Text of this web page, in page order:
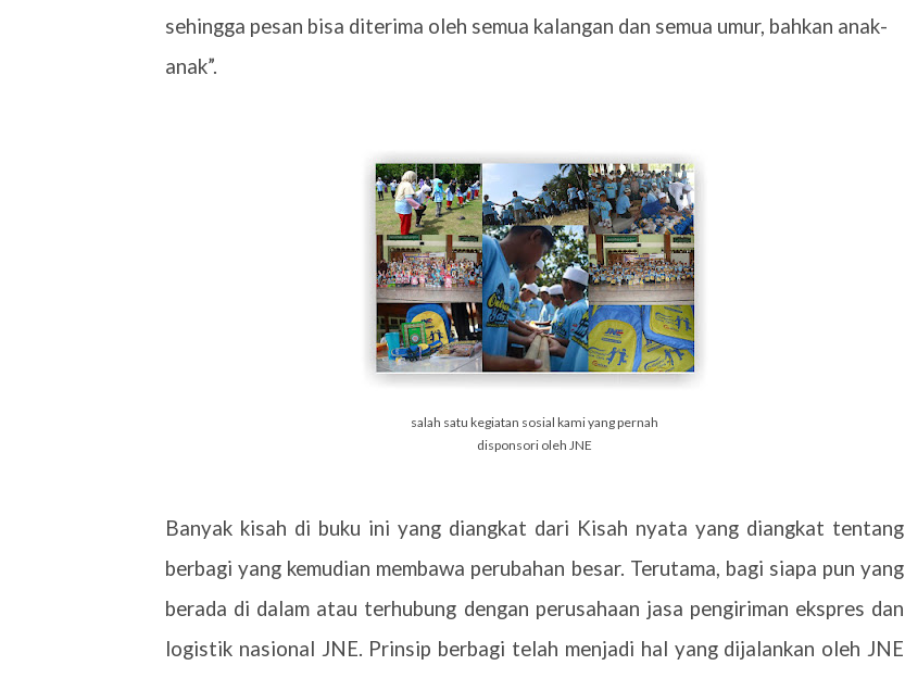
sehingga pesan bisa diterima oleh semua kalangan dan semua umur, bahkan anak-
anak”.
salah satu kegiatan sosial kami yang pernah
disponsori oleh JNE
Banyak kisah di buku ini yang diangkat dari Kisah nyata yang diangkat tentang
berbagi yang kemudian membawa perubahan besar. Terutama, bagi siapa pun yang
berada di dalam atau terhubung dengan perusahaan jasa pengiriman ekspres dan
logistik nasional JNE. Prinsip berbagi telah menjadi hal yang dijalankan oleh JNE